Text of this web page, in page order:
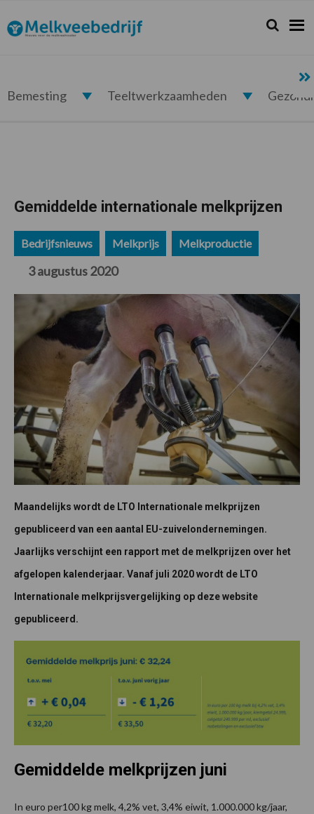
de
hoofdnavigatie
de
hoofd
de
eerste
de
voettekst
Melkveebedrijf.nl Zoeken...
Zoek
Bemesting Teeltwerkzaamheden
Gemiddelde internationale melkprijzen
Bedrijfsnieuws Melkprijs Melkproductie
3 augustus 2020
Maandelijks wordt de LTO Internationale melkprijzen
gepubliceerd van een aantal EU-zuivelondernemingen.
Jaarlijks verschijnt een rapport met de melkprijzen over het
afgelopen kalenderjaar. Vanaf juli 2020 wordt de LTO
Internationale melkprijsvergelijking op deze website
gepubliceerd.
Gemiddelde melkprijzen juni
In euro per100 kg melk, 4,2% vet, 3,4% eiwit, 1.000.000 kg/jaar,